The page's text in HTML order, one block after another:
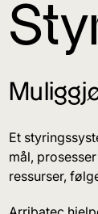
Et
mål,
ressurser,